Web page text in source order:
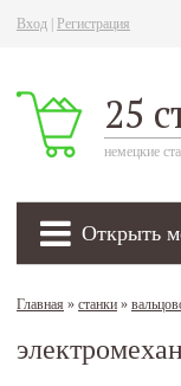
Вход Регистрация
25
немецкие
Открыть
Главная » станки »